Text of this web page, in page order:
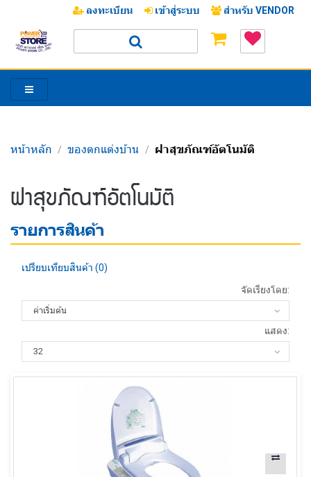
ลงทะเบียน เข้าสู่ระบบ สำหรับ VENDOR
หน้าหลัก / ของตกแต่งบ้าน / ฝาสุขภัณฑ์อัตโนมัติ
ฝาสุขภัณฑ์อัตโนมัติ
รายการสินค้า
เปรียบเทียบสินค้า (0)
จัดเรียงโดย:
แสดง: